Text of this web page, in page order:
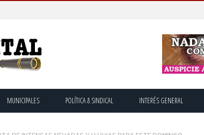
MUNICIPALES POLÍTICA & SINDICAL INTERÉS GENERAL